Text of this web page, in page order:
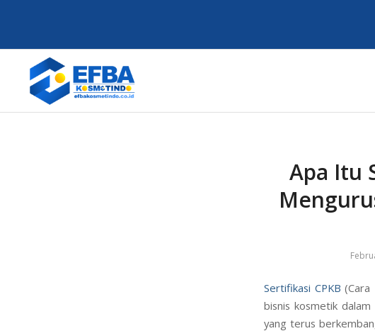
Apa Itu
Sertifikasi CPKB (Cara
bisnis kosmetik
yang terus